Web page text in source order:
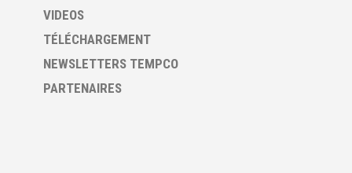
VIDEOS
TÉLÉCHARGEMENT
NEWSLETTERS TEMPCO
PARTENAIRES